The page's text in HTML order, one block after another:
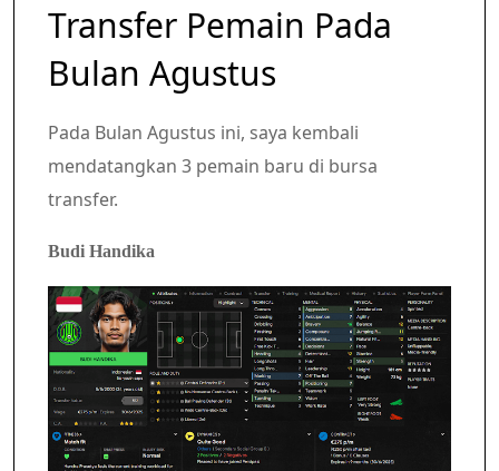
Transfer Pemain Pada
Bulan Agustus
Pada Bulan Agustus ini, saya kembali
mendatangkan 3 pemain baru di bursa
transfer.
Budi Handika